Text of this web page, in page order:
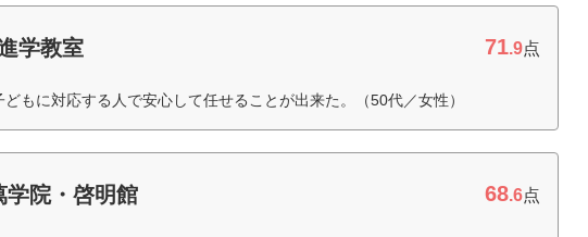
学教室 71.9点
もに対応する人で安心して任せることが出来た。（50代／女性）
学院・啓明館 68.6点